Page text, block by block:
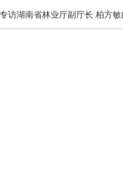
访湖南省林业厅副厅长 柏方